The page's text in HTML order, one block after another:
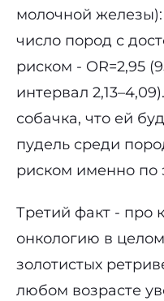
молочной железы):
число пород с
риском - OR=2,95
интервал
собачка, что ей
пудель среди
риском именно по
Третий факт - про
онкологию в
золотистых
любом возрасте